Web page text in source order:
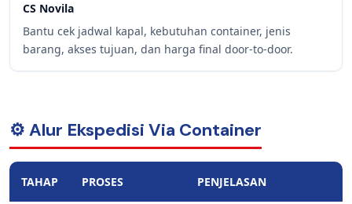
CS Novila
Bantu cek jadwal kapal, kebutuhan container, jenis
barang, akses tujuan, dan harga final door-to-door.
⚙️ Alur Ekspedisi Via Container
TAHAP PROSES PENJELASAN